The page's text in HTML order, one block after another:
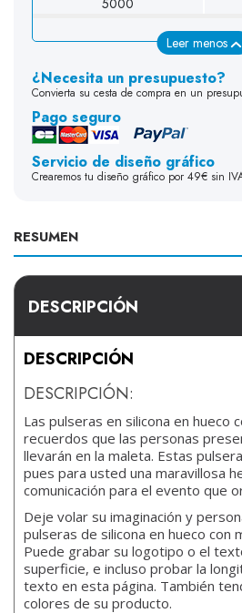
Leer menos
¿Necesita un presupuesto?
Convierta su cesta de compra en un
Pago seguro
Servicio de diseño gráfico
Crearemos tu diseño gráfico por 49€ sin
RESUMEN
DESCRIPCIÓN
DESCRIPCIÓN
DESCRIPCIÓN:
Las pulseras en silicona en hueco
recuerdos que las personas
llevarán en la maleta. Estas
pues para usted una maravillosa
comunicación para el evento que
Deje volar su imaginación y
pulseras de silicona en hueco con
Puede grabar su logotipo o el
superficie, e incluso probar la
texto en esta página. También
colores de su producto.